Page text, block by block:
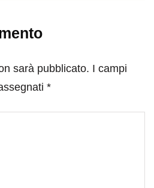
sarà pubblicato. I campi
*